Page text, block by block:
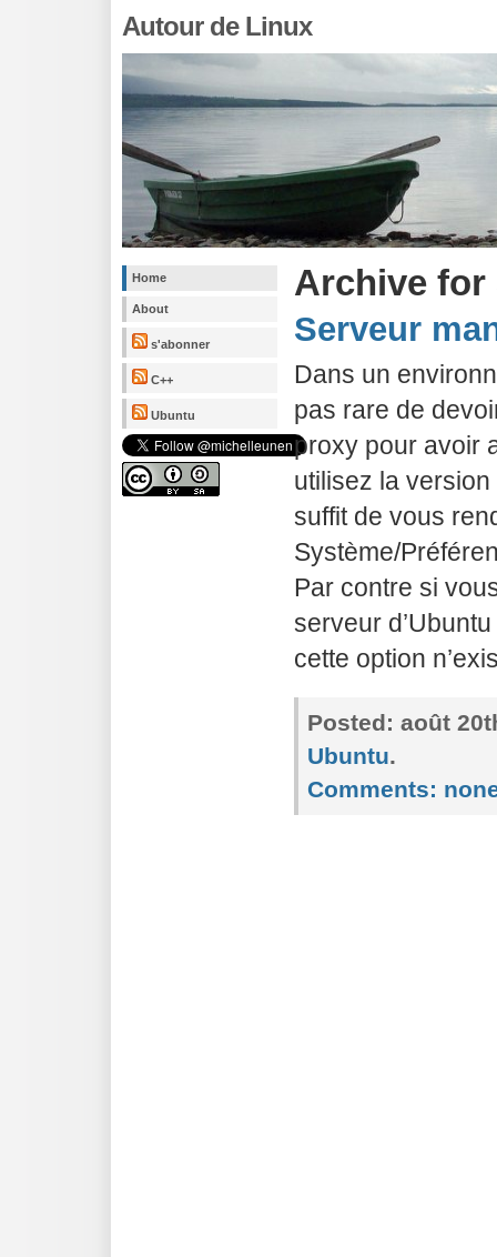
Autour de Linux
Home
About
s'abonner
C++
Ubuntu
Archive for
Serveur
Dans un
pas rare de
proxy pour avoir
utilisez la version
suffit de vous
Système/
Par contre si
serveur
cette option
Posted: août
Ubuntu.
Comments: